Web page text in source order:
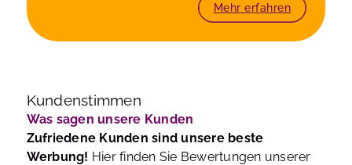
Mehr erfahren
Kundenstimmen
Was sagen unsere Kunden
Zufriedene Kunden sind unsere beste
Werbung! Hier finden Sie Bewertungen unserer